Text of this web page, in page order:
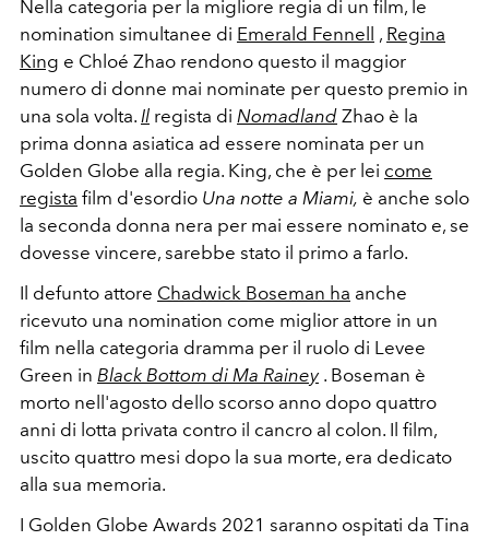
Nella categoria per la migliore regia di un film, le
nomination simultanee di Emerald Fennell , Regina
King e Chloé Zhao rendono questo il maggior
numero di donne mai nominate per questo premio in
una sola volta. Il regista di Nomadland Zhao è la
prima donna asiatica ad essere nominata per un
Golden Globe alla regia. King, che è per lei come
regista film d'esordio Una notte a Miami, è anche solo
la seconda donna nera per mai essere nominato e, se
dovesse vincere, sarebbe stato il primo a farlo.
Il defunto attore Chadwick Boseman ha anche
ricevuto una nomination come miglior attore in un
film nella categoria dramma per il ruolo di Levee
Green in Black Bottom di Ma Rainey. Boseman è
morto nell'agosto dello scorso anno dopo quattro
anni di lotta privata contro il cancro al colon. Il film,
uscito quattro mesi dopo la sua morte, era dedicato
alla sua memoria.
I Golden Globe Awards 2021 saranno ospitati da Tina